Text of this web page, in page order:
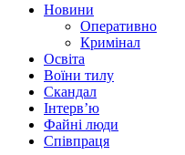
Новини
Оперативно
Кримінал
Освіта
Воїни тилу
Скандал
Інтерв’ю
Файні люди
Співпраця